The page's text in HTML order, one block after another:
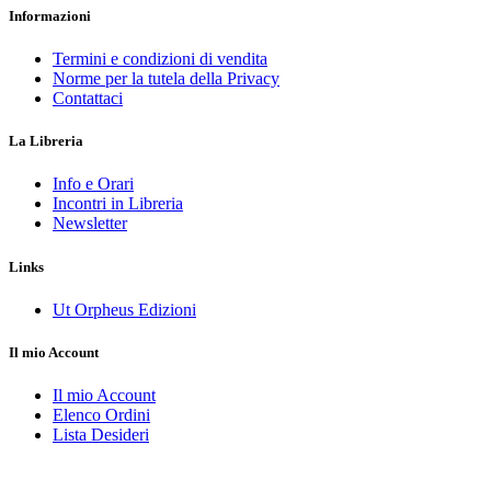
Informazioni
Termini e condizioni di vendita
Norme per la tutela della Privacy
Contattaci
La Libreria
Info e Orari
Incontri in Libreria
Newsletter
Links
Ut Orpheus Edizioni
Il mio Account
Il mio Account
Elenco Ordini
Lista Desideri